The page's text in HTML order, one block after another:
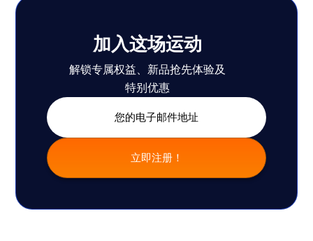
加入这场运动
解锁专属权益、新品抢先体验及
特别优惠